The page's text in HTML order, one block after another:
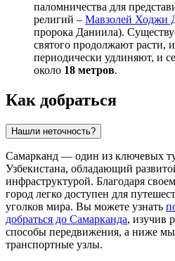
паломничества для
религий – Мавзолей Ходжи
пророка Даниила).
святого продолжают расти,
периодически удлиняют, и
около 18 метров.
Как добраться
Нашли неточность?
Самарканд — один из ключевых
Узбекистана, обладающий
инфраструктурой. Благодаря
город легко доступен для
уголков мира. Вы можете узнать
добраться до Самарканда, изучив
способы передвижения, а ниже
транспортные узлы.